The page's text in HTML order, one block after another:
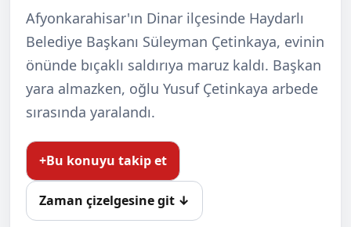
Afyonkarahisar'ın Dinar ilçesinde Haydarlı
Belediye Başkanı Süleyman Çetinkaya, evinin
önünde bıçaklı saldırıya maruz kaldı. Başkan
yara almazken, oğlu Yusuf Çetinkaya arbede
sırasında yaralandı.
+Bu konuyu takip et
Zaman çizelgesine git ↓